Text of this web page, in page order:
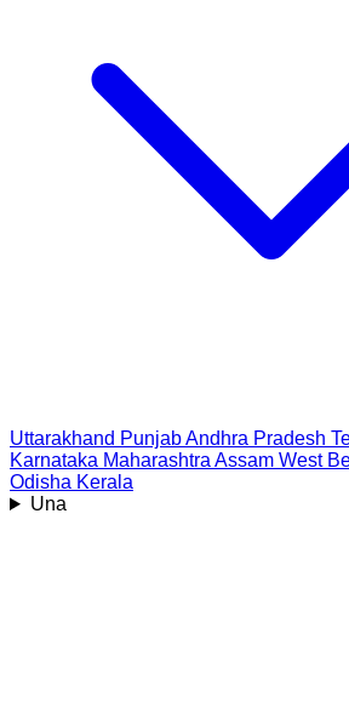
Uttarakhand PunjabAndhra Pradesh
Karnataka Maharashtra Assam West
Odisha Kerala
Una